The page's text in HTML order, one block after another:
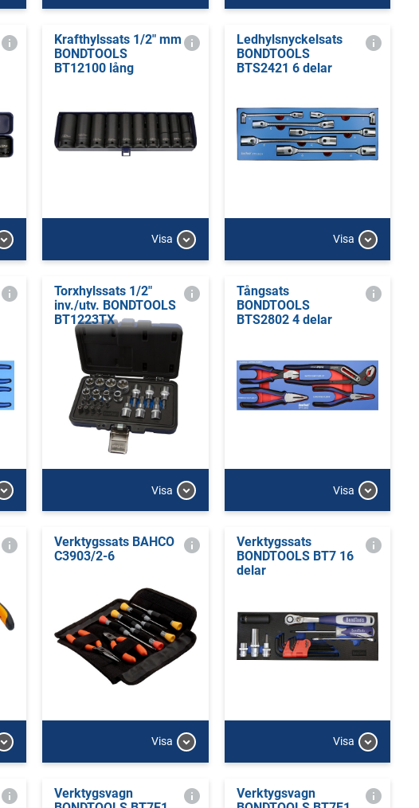
Krafthylssats 1/2" mm
BONDTOOLS
BT12100 lång
Visa
Ledhylsnyckelsats
BONDTOOLS
BTS2421 6 delar
Visa
Torxhylssats 1/2"
inv./utv. BONDTOOLS
BT1223TX
Visa
Tångsats
BONDTOOLS
BTS2802 4 delar
Visa
Verktygssats BAHCO
C3903/2-6
Visa
Verktygssats
BONDTOOLS BT7 16
delar
Visa
Verktygsvagn
Verktygsvagn